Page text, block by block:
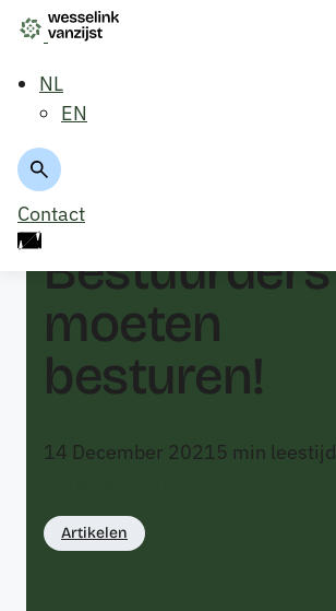
NL
EN
Contact
Bestuurders
moeten
besturen!
14 December 20215 min leestijd
Artikelen